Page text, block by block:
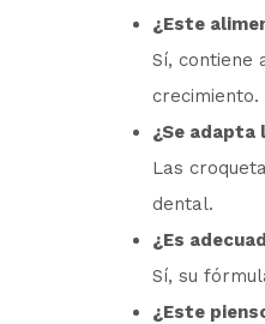
¿Este
Sí, contiene
crecimiento.
¿Se
Las
dental.
¿Es
Sí, su
¿Este